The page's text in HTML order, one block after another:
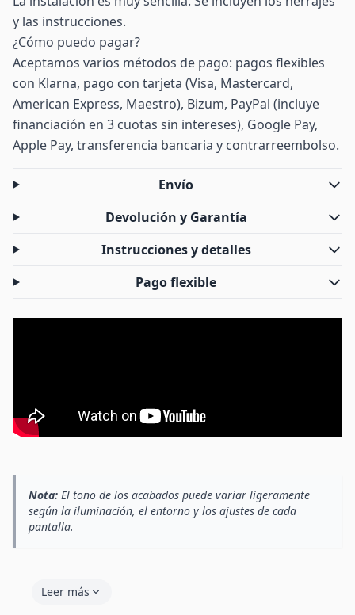
y las instrucciones.
¿Cómo puedo pagar?
Aceptamos varios métodos de pago: pagos flexibles
con Klarna, pago con tarjeta (Visa, Mastercard,
American Express, Maestro), Bizum, PayPal (incluye
financiación en 3 cuotas sin intereses), Google Pay,
Apple Pay, transferencia bancaria y contrarreembolso.
Envío
Devolución y Garantía
Instrucciones y detalles
Pago flexible
Nota: El tono de los acabados puede variar ligeramente
según la iluminación, el entorno y los ajustes de cada
pantalla.
Leer más